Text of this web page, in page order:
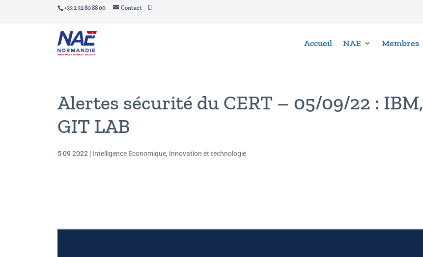
+33 2 32 80 88 00 Contact
Accueil NAE Membres
Alertes sécurité du CERT – 05/09/22 : IBM,
GIT LAB
5 09 2022 | Intelligence Economique, Innovation et technologie